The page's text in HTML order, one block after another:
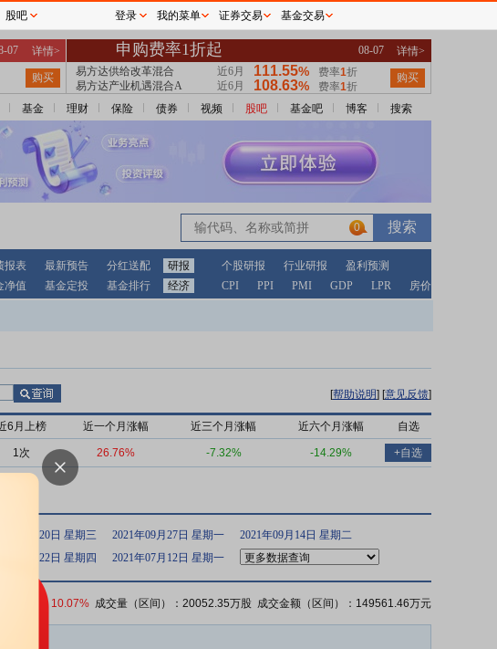
基金 理财 保险 债券 视频 股吧 基金吧 博客 搜索
0
报表 最新预告 分红送配 研报 个股研报 行业研报
盈利预测
净值 基金定投 基金排行 经济 CPI PPI PMI GDP LPR 房价
[帮助说明] [意见反馈]
6月上榜 近一个月涨幅 近三个月涨幅 近六个月涨幅 自选
1次 26.76% -7.32% -14.29% +自选
年10月20日 星期三 2021年09月27日 星期一
2021年09月14日 星期二
年07月22日 星期四 2021年07月12日 星期一
涨跌幅： 10.07% 成交量（区间）：20052.35万股 成交金额（区间）：149561.46万元
股吧 登录 我的菜单 证券交易 基金交易